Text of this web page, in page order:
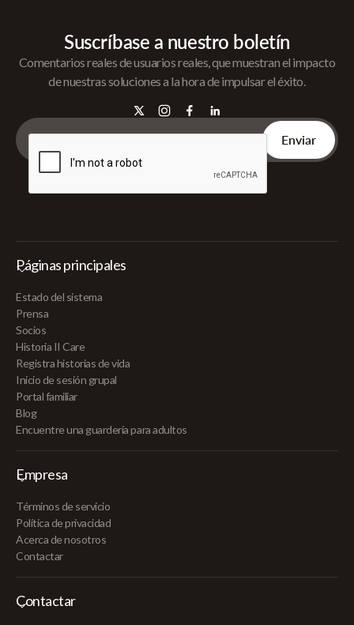
Suscríbase a nuestro boletín
Comentarios reales de usuarios reales, que muestran el impacto
de nuestras soluciones a la hora de impulsar el éxito.
Páginas principales
Estado del sistema
Prensa
Socios
Historia II Care
Registra historias de vida
Inicio de sesión grupal
Portal familiar
Blog
Encuentre una guardería para adultos
Empresa
Términos de servicio
Política de privacidad
Acerca de nosotros
Contactar
Contactar